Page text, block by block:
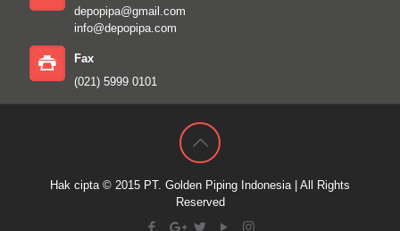
depopipa@gmail.com
info@depopipa.com
Fax
(021) 5999 0101
Hak cipta © 2015 PT. Golden Piping Indonesia | All Rights
Reserved